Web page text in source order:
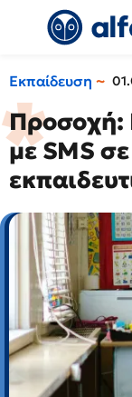
Εκπαίδευση
Προσοχή:
με SMS